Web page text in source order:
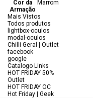
Cor da
Armação
Marrom
Mais Vistos
Todos produtos
lightbox-oculos
modal-oculos
Chilli Geral | Outlet
facebook
google
Catalogo Links
HOT FRIDAY 50%
Outlet
HOT FRIDAY OC
Hot Friday | Geek